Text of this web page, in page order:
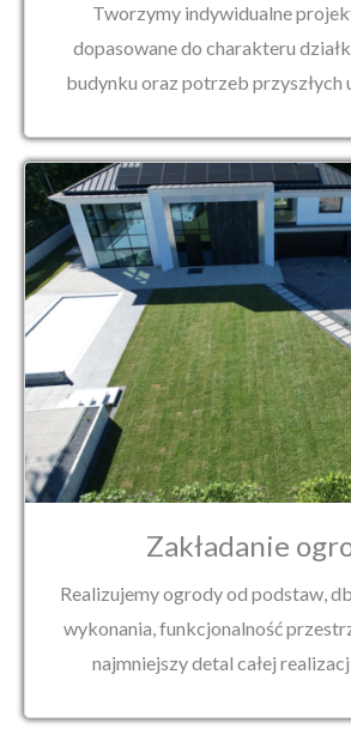
Tworzymy indywidualne
dopasowane do charakteru
budynku oraz potrzeb
Zakładanie
Realizujemy ogrody od podstaw,
wykonania, funkcjonalność
najmniejszy detal całej